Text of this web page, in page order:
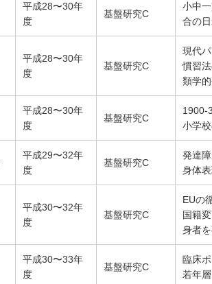
平成28〜30年
度
基盤研究C
小中
合の
平成28〜30年
度
基盤研究C
現代
慣習
類学
平成28〜30年
度
基盤研究C
1900-
小学
平成29〜32年
度
基盤研究C
発達
身体
平成30〜32年
度
基盤研究C
EUの
国籍
身者
平成30〜33年
度
基盤研究C
臨床
若年